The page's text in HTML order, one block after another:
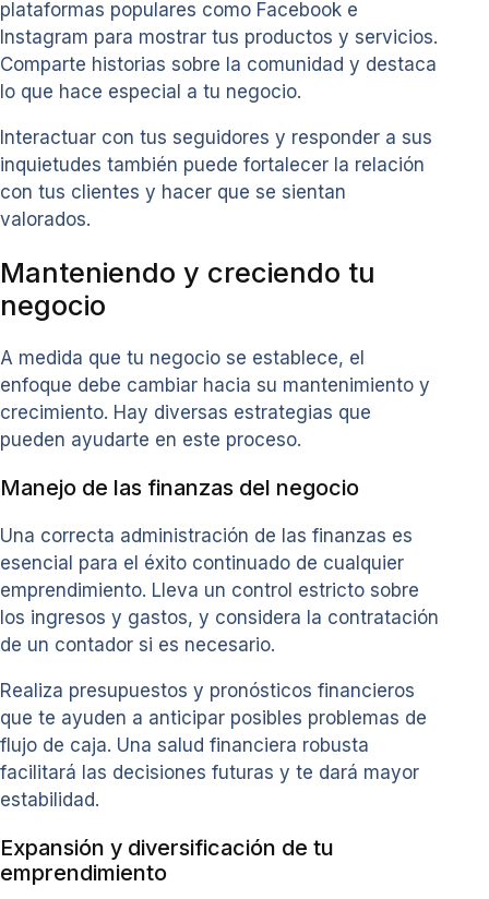
plataformas populares como Facebook e
Instagram para mostrar tus productos y servicios.
Comparte historias sobre la comunidad y destaca
lo que hace especial a tu negocio.
Interactuar con tus seguidores y responder a sus
inquietudes también puede fortalecer la relación
con tus clientes y hacer que se sientan
valorados.
Manteniendo y creciendo tu
negocio
A medida que tu negocio se establece, el
enfoque debe cambiar hacia su mantenimiento y
crecimiento. Hay diversas estrategias que
pueden ayudarte en este proceso.
Manejo de las finanzas del negocio
Una correcta administración de las finanzas es
esencial para el éxito continuado de cualquier
emprendimiento. Lleva un control estricto sobre
los ingresos y gastos, y considera la contratación
de un contador si es necesario.
Realiza presupuestos y pronósticos financieros
que te ayuden a anticipar posibles problemas de
flujo de caja. Una salud financiera robusta
facilitará las decisiones futuras y te dará mayor
estabilidad.
Expansión y diversificación de tu
emprendimiento